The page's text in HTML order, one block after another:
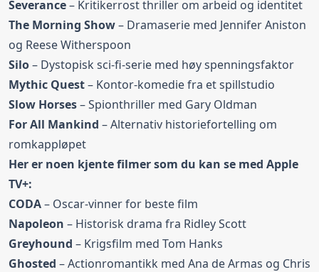
Severance– Kritikerrost thriller om arbeid og identitet
The Morning Show– Dramaserie med Jennifer Aniston
og Reese Witherspoon
Silo– Dystopisk sci-fi-serie med høy spenningsfaktor
Mythic Quest– Kontor-komedie fra et spillstudio
Slow Horses– Spionthriller med Gary Oldman
For All Mankind – Alternativ historiefortelling om
romkappløpet
Her er noen kjente filmer som du kan se med Apple
TV+:
CODA– Oscar-vinner for beste film
Napoleon – Historisk drama fra Ridley Scott
Greyhound – Krigsfilm med Tom Hanks
Ghosted – Actionromantikk med Ana de Armas og Chris